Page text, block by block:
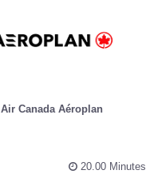
Air Canada Aéroplan
20.00 Minutes